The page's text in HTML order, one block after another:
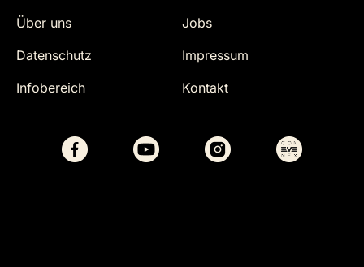
Über uns
Jobs
Datenschutz
Impressum
Infobereich
Kontakt